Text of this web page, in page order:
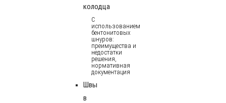
колодца
С
использованием
бентонитовых
шнуров:
преимущества и
недостатки
решения,
нормативная
документация
Швы
в